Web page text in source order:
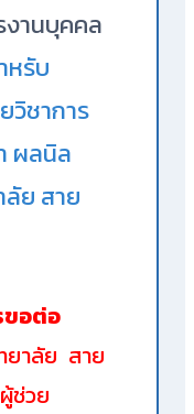
งานบุคคล
รับ
วิชาการ
ผลนิล
ย สาย
ขอต่อ
ยาลัย สาย
ช่วย